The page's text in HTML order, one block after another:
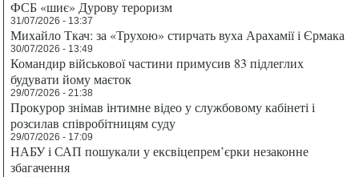
ФСБ «шиє» Дурову тероризм
31/07/2026 - 13:37
Михайло Ткач: за «Трухою» стирчать вуха Арахамії і Єрмака
30/07/2026 - 13:49
Командир військової частини примусив 83 підлеглих
будувати йому маєток
29/07/2026 - 21:38
Прокурор знімав інтимне відео у службовому кабінеті і
розсилав співробітницям суду
29/07/2026 - 17:09
НАБУ і САП пошукали у ексвіцепрем’єрки незаконне
збагачення